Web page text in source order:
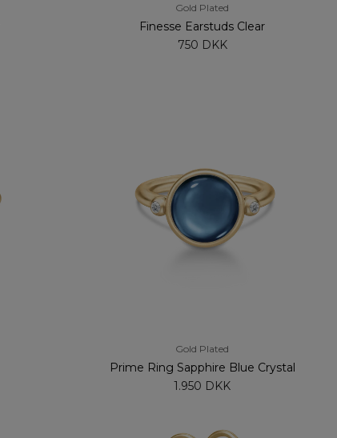
Gold Plated
Finesse Earstuds Clear
750 DKK
Gold Plated
Prime Ring Sapphire Blue Crystal
1.950 DKK